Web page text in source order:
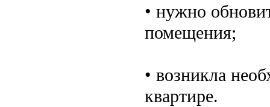
• нужно
помещения;
• возникла
квартире.